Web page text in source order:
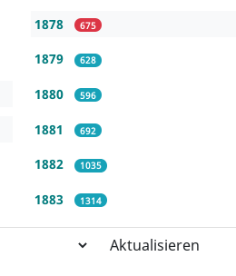
1878 675
1879 628
1880 596
1881 692
1882 1035
1883 1314
Aktualisieren